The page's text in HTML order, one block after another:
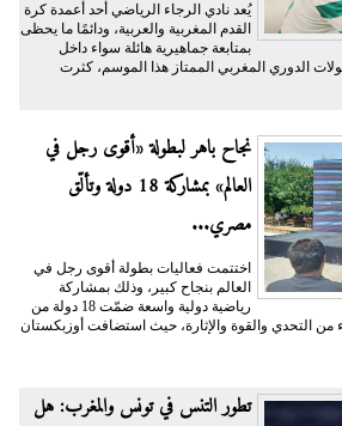
يُعد نادي الرجاء الرياضي أحد أعمدة كرة
القدم المغربية والعربية، ودائمًا ما يحظى
بمتابعة جماهيرية هائلة سواء داخل
الدوري المغربي الممتاز هذا الموسم، كثرت
نجاح باهر لبطولة «أقوى رجل في
العالم» بمشاركة 18 دولة وتألّق
مصري...
اختتمت فعاليات بطولة أقوى رجل في
العالم بنجاح كبير، وذلك بمشاركة
رياضية دولية واسعة ضمّت 18 دولة من
من التحدي والقوة والإثارة، حيث استضافت أوزبكستان
تطور التنس في تونس والمغرب: هل